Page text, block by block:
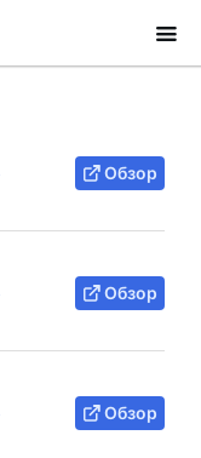
Обзор
Обзор
Обзор